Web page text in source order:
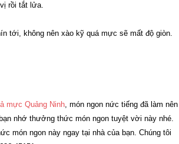
rồi tắt lửa.
tới, không nên xào kỹ quá mực sẽ mất độ giòn.
mực Quảng Ninh , món ngon nức tiếng đã làm nên
nhớ thưởng thức món ngon tuyệt vời này nhé.
món ngon này ngay tại nhà của bạn. Chúng tôi